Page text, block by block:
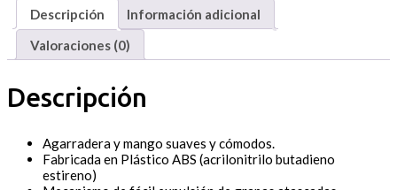
Descripción
Información adicional
Valoraciones (0)
Descripción
Agarradera y mango suaves y cómodos.
Fabricada en Plástico ABS (acrilonitrilo butadieno
estireno)